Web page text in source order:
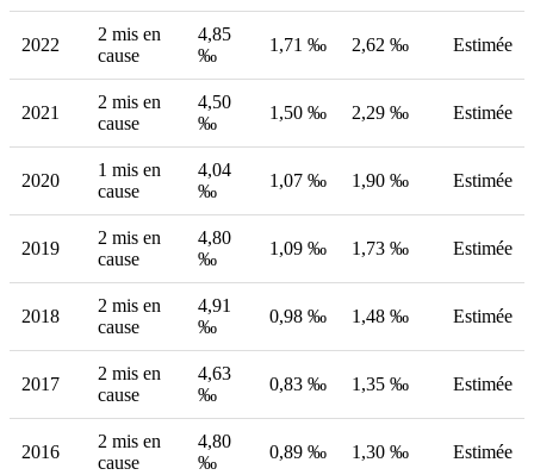
2022
2 mis en
cause
4,85
‰
1,71 ‰ 2,62 ‰ Estimée
2021
2 mis en
cause
4,50
‰
1,50 ‰ 2,29 ‰ Estimée
2020
1 mis en
cause
4,04
‰
1,07 ‰ 1,90 ‰ Estimée
2019
2 mis en
cause
4,80
‰
1,09 ‰ 1,73 ‰ Estimée
2018
2 mis en
cause
4,91
‰
0,98 ‰ 1,48 ‰ Estimée
2017
2 mis en
cause
4,63
‰
0,83 ‰ 1,35 ‰ Estimée
2016
2 mis en
cause
4,80
‰
0,89 ‰ 1,30 ‰ Estimée